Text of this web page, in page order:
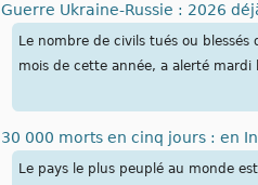
Guerre Ukraine-Russie : 2026
Le nombre de civils tués ou
mois de cette année, a alerté mardi
30 000 morts en cinq jours : en
Le pays le plus peuplé au monde